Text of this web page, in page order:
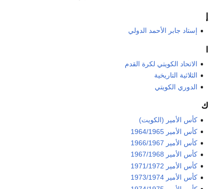
إ
إستاد جابر الأحمد الدولي
الاتحاد الكويتي لكرة القدم
الثلاثية التاريخية
الدوري الكويتي
ك
كأس الأمير (الكويت)
كأس الأمير 1964/1965
كأس الأمير 1966/1967
كأس الأمير 1967/1968
كأس الأمير 1971/1972
كأس الأمير 1973/1974